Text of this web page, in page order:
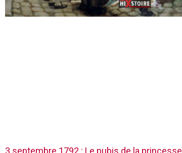
3 septembre 1792 : Le pubis de la princesse